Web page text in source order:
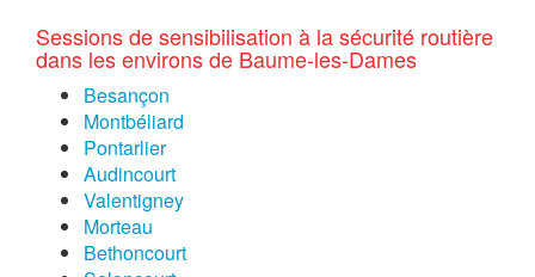
Sessions de sensibilisation à la sécurité routière
dans les environs de Baume-les-Dames
Besançon
Montbéliard
Pontarlier
Audincourt
Valentigney
Morteau
Bethoncourt